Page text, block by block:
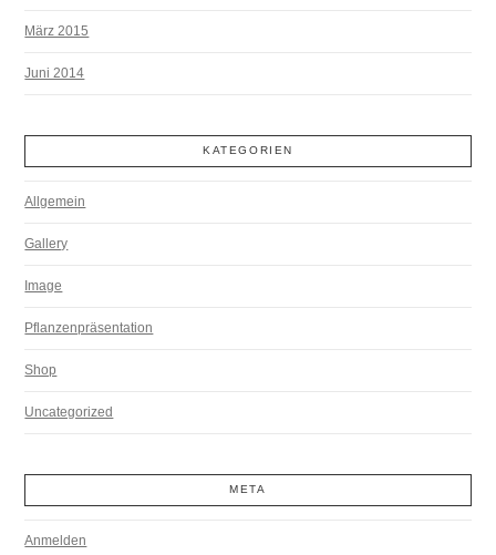
März 2015
Juni 2014
KATEGORIEN
Allgemein
Gallery
Image
Pflanzenpräsentation
Shop
Uncategorized
META
Anmelden